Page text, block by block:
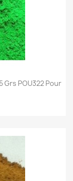
Grs POU322 Pour